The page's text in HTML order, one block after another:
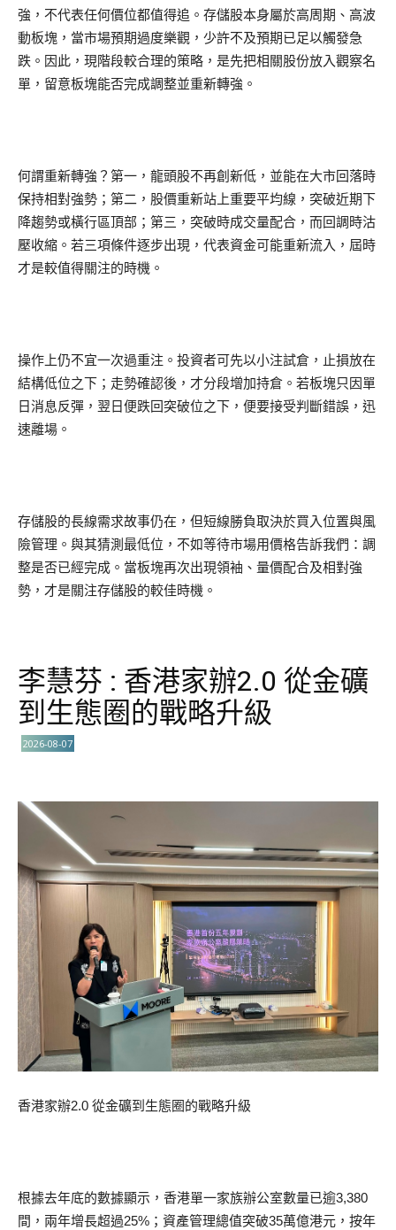
強，不代表任何價位都值得追。存儲股本身屬於高周期、高波
動板塊，當市場預期過度樂觀，少許不及預期已足以觸發急
跌。因此，現階段較合理的策略，是先把相關股份放入觀察名
單，留意板塊能否完成調整並重新轉強。
何謂重新轉強？第一，龍頭股不再創新低，並能在大市回落時
保持相對強勢；第二，股價重新站上重要平均線，突破近期下
降趨勢或橫行區頂部；第三，突破時成交量配合，而回調時沽
壓收縮。若三項條件逐步出現，代表資金可能重新流入，屆時
才是較值得關注的時機。
操作上仍不宜一次過重注。投資者可先以小注試倉，止損放在
結構低位之下；走勢確認後，才分段增加持倉。若板塊只因單
日消息反彈，翌日便跌回突破位之下，便要接受判斷錯誤，迅
速離場。
存儲股的長線需求故事仍在，但短線勝負取決於買入位置與風
險管理。與其猜測最低位，不如等待市場用價格告訴我們：調
整是否已經完成。當板塊再次出現領袖、量價配合及相對強
勢，才是關注存儲股的較佳時機。
李慧芬 : 香港家辦2.0 從金礦
到生態圈的戰略升級
2026-08-07
香港家辦2.0 從金礦到生態圈的戰略升級
根據去年底的數據顯示，香港單一家族辦公室數量已逾3,380
間，兩年增長超過25%；資產管理總值突破35萬億港元，按年